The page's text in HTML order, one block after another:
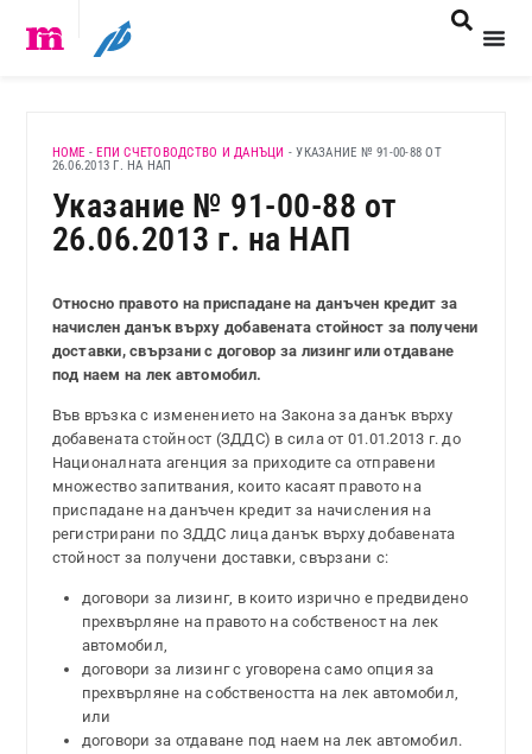
HOME - ЕПИ СЧЕТОВОДСТВО И ДАНЪЦИ -УКАЗАНИЕ № 91-00-88 ОТ
26.06.2013 Г. НА НАП
Указание № 91-00-88 от
26.06.2013 г. на НАП
Относно правото на приспадане на данъчен кредит за
начислен данък върху добавената стойност за получени
доставки, свързани с договор за лизинг или отдаване
под наем на лек автомобил.
Във връзка с изменението на Закона за данък върху
добавената стойност (ЗДДС) в сила от 01.01.2013 г. до
Националната агенция за приходите са отправени
множество запитвания, които касаят правото на
приспадане на данъчен кредит за начисления на
регистрирани по ЗДДС лица данък върху добавената
стойност за получени доставки, свързани с:
договори за лизинг, в които изрично е предвидено
прехвърляне на правото на собственост на лек
автомобил,
договори за лизинг с уговорена само опция за
прехвърляне на собствеността на лек автомобил,
или
договори за отдаване под наем на лек автомобил.